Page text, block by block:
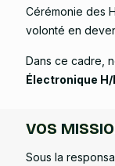
Cérémonie des
volonté en
Dans ce cadre,
Électronique H/
VOS
Sous la